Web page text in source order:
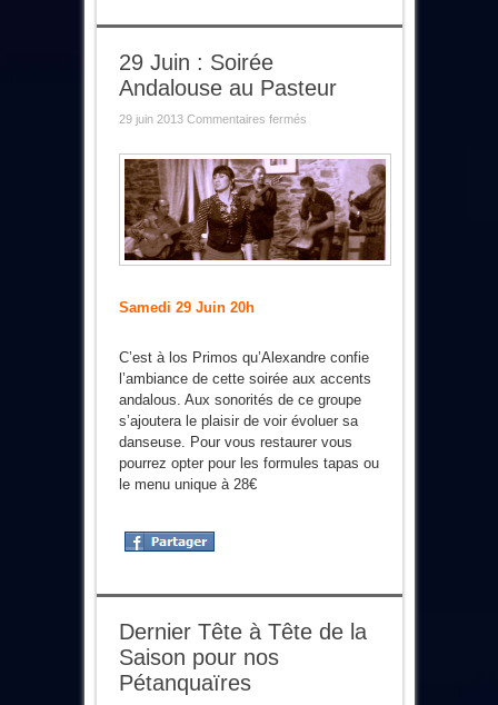
29 Juin : Soirée
Andalouse au Pasteur
29 juin 2013 Commentaires ferméssur
:
Soirée
Andalouse
au
Pasteur
Samedi 29 Juin 20h
C’est à los Primos qu’Alexandre confie
l’ambiance de cette soirée aux accents
andalous. Aux sonorités de ce groupe
s’ajoutera le plaisir de voir évoluer sa
danseuse. Pour vous restaurer vous
pourrez opter pour les formules tapas ou
le menu unique à 28€
Dernier Tête à Tête de la
Saison pour nos
Pétanquaïres